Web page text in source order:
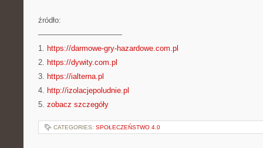
źródło:
———————————
1. https://darmowe-gry-hazardowe.com.pl
2. https://dywity.com.pl
3. https://ialterna.pl
4. http://izolacjepoludnie.pl
5. zobacz szczegóły
CATEGORIES: SPOŁECZEŃSTWO 4.0